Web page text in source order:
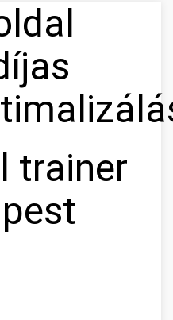
trainer